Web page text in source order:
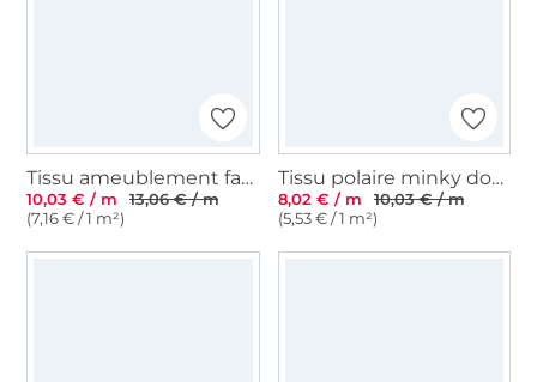
Tissu ameublement fauteuil canapé Lumos, beige
10,03 € / m
13,06 € / m
(7,16 € / 1 m²)
Tissu polaire minky doux à pois, vieux rose
8,02 € / m
10,03 € / m
(5,53 € / 1 m²)